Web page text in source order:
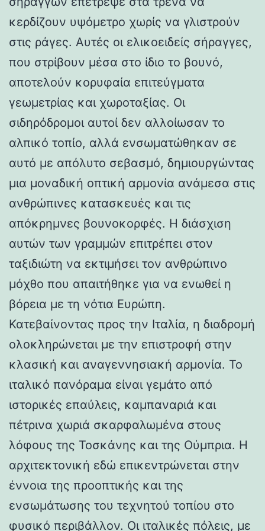
κερδίζουν υψόμετρο χωρίς να γλιστρούν
στις ράγες. Αυτές οι ελικοειδείς σήραγγες,
που στρίβουν μέσα στο ίδιο το βουνό,
αποτελούν κορυφαία επιτεύγματα
γεωμετρίας και χωροταξίας. Οι
σιδηρόδρομοι αυτοί δεν αλλοίωσαν το
αλπικό τοπίο, αλλά ενσωματώθηκαν σε
αυτό με απόλυτο σεβασμό, δημιουργώντας
μια μοναδική οπτική αρμονία ανάμεσα στις
ανθρώπινες κατασκευές και τις
απόκρημνες βουνοκορφές. Η διάσχιση
αυτών των γραμμών επιτρέπει στον
ταξιδιώτη να εκτιμήσει τον ανθρώπινο
μόχθο που απαιτήθηκε για να ενωθεί η
βόρεια με τη νότια Ευρώπη.
Κατεβαίνοντας προς την Ιταλία, η διαδρομή
ολοκληρώνεται με την επιστροφή στην
κλασική και αναγεννησιακή αρμονία. Το
ιταλικό πανόραμα είναι γεμάτο από
ιστορικές επαύλεις, καμπαναριά και
πέτρινα χωριά σκαρφαλωμένα στους
λόφους της Τοσκάνης και της Ούμπρια. Η
αρχιτεκτονική εδώ επικεντρώνεται στην
έννοια της προοπτικής και της
ενσωμάτωσης του τεχνητού τοπίου στο
φυσικό περιβάλλον. Οι ιταλικές πόλεις, με